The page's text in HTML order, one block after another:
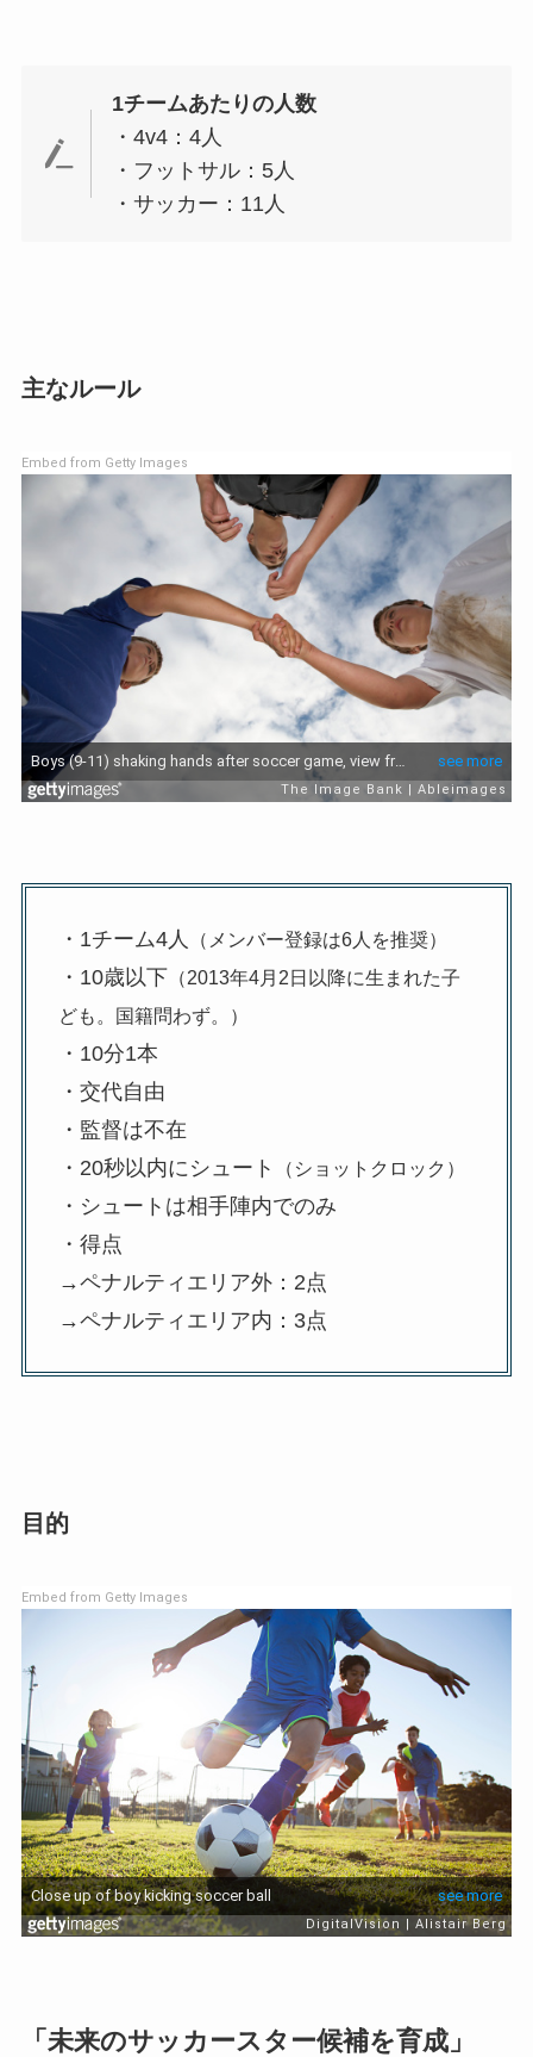
1チームあたりの人数
・4v4：4人
・フットサル：5人
・サッカー：11人
主なルール
Embed from Getty Images
・1チーム4人 （メンバー登録は6人を推奨）
・10歳以下（2013年4月2日以降に生まれた子
ども。国籍問わず。）
・10分1本
・交代自由
・監督は不在
・20秒以内にシュート
（ショットクロック）
・シュートは相手陣内でのみ
・得点
→ペナルティエリア外：2点
→ペナルティエリア内：3点
目的
Embed from Getty Images
「未来のサッカースター候補を育成」